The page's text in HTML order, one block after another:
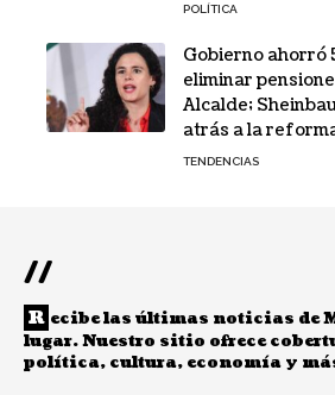
POLÍTICA
Gobierno ahorró
eliminar
Alcalde;
atrás a la
TENDENCIAS
//
R ecibe las últimas noticias de
lugar. Nuestro sitio ofrece
política, cultura, economía y